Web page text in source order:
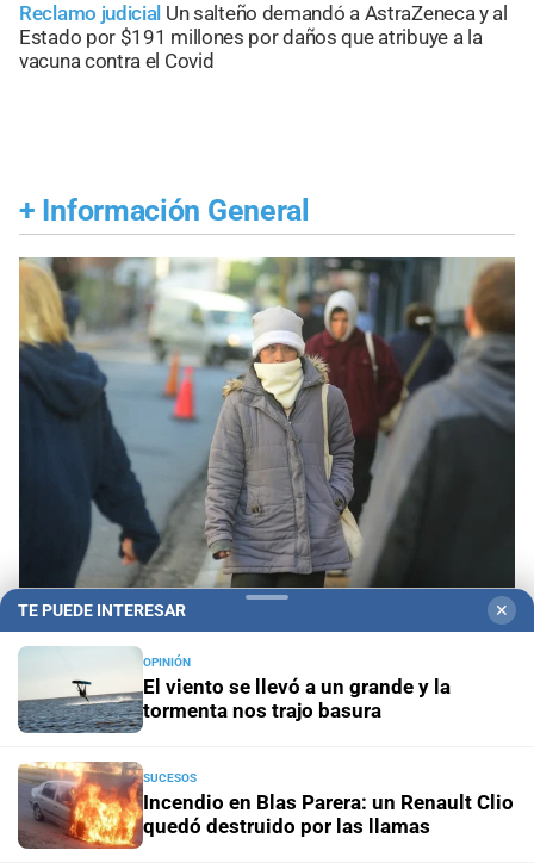
Reclamo judicial Un salteño demandó a AstraZeneca y al
Estado por $191 millones por daños que atribuye a la
vacuna contra el Covid
+ Información General
Pronóstico nacional
Frío extremo: 13 provincias
están bajo alerta amarilla por temperaturas bajas
AniversarioEl Litoral cumplió 108 años y celebró la
trayectoria de empleados que son parte de su historia
Panorama astrológicoHoróscopo de hoy 9 de agosto de
2026
TE PUEDE INTERESAR ✕
OPINIÓN
El viento se llevó a un grande y la
tormenta nos trajo basura
SUCESOS
Incendio en Blas Parera: un Renault Clio
quedó destruido por las llamas